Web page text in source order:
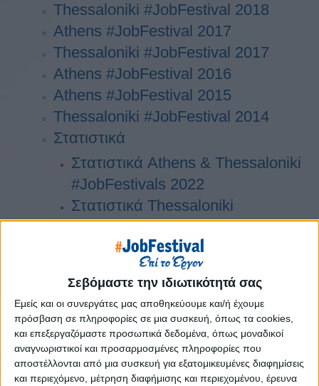
Σεβόμαστε την ιδιωτικότητά σας
Εμείς και οι συνεργάτες μας αποθηκεύουμε και/ή έχουμε
πρόσβαση σε πληροφορίες σε μια συσκευή, όπως τα cookies,
και επεξεργαζόμαστε προσωπικά δεδομένα, όπως μοναδικοί
αναγνωριστικοί και προσαρμοσμένες πληροφορίες που
αποστέλλονται από μια συσκευή για εξατομικευμένες διαφημίσεις
και περιεχόμενο, μέτρηση διαφήμισης και περιεχομένου, έρευνα
Thessaloniki #JobFestival 2018
Athens #JobFestival 2017
Τhessaloniki #JobFestival 2017
Athens #JobFestival 2016
Athens #JobFestival 2015
Thessaloniki #JobFestival 2014
Στατιστικά
Στατιστικά Athens & Thessaloniki
#JobFestivals 2022
Στατιστικά Thessaloniki
#JobFestival 2019 Reborn
Στατιστικά Athens #JobFestival
Στατιστικά Thessaloniki
#JobFestival 2019
Στατιστικά Athens #JobFestival
2018
Στατιστικά Thessaloniki